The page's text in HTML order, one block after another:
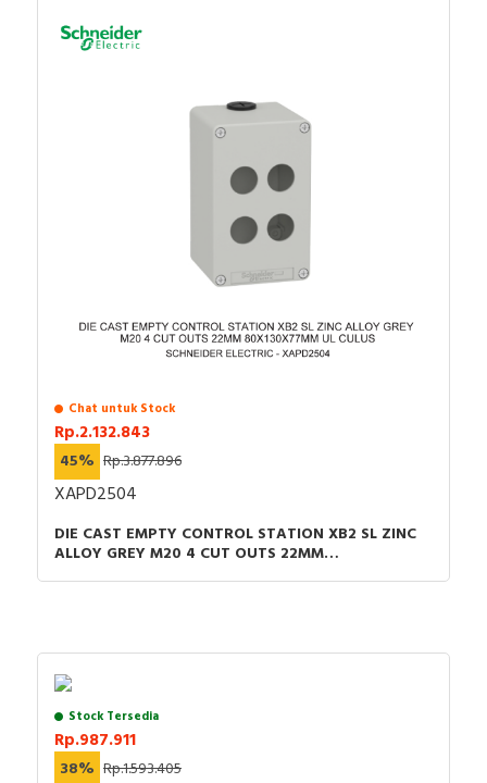
Chat untuk Stock
Rp.2.132.843
45% Rp.3.877.896
XAPD2504
DIE CAST EMPTY CONTROL STATION XB2 SL ZINC
ALLOY GREY M20 4 CUT OUTS 22MM
Stock Tersedia
Rp.987.911
38% Rp.1.593.405